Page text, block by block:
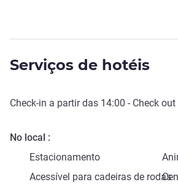
Serviços de hotéis
Check-in a partir das 14:00 - Check out
No local
Estacionamento
Acessível para cadeiras de rodas